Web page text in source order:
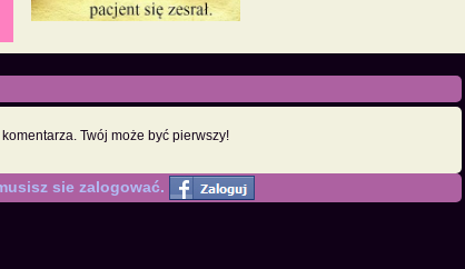
Twój może być pierwszy!
sie zalogować.